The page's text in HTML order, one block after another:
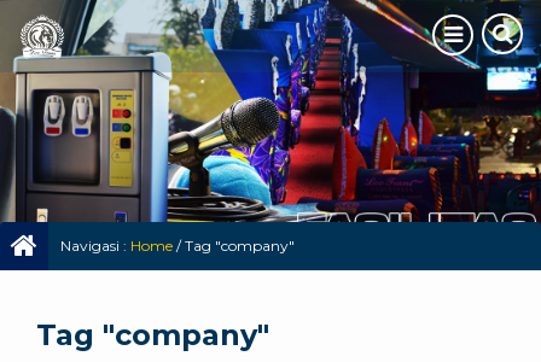
Navigasi : Home /Tag "company"
Tag "company"